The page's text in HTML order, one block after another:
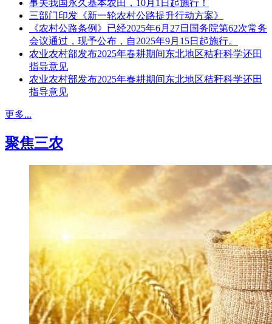
事关我国永久基本农田，10月1日起施行！
三部门印发《新一轮农村公路提升行动方案》
《农村公路条例》已经2025年6月27日国务院第62次常务
会议通过，现予公布，自2025年9月15日起施行。
农业农村部发布2025年春耕期间东北地区秸秆科学还田
指导意见
农业农村部发布2025年春耕期间东北地区秸秆科学还田
指导意见
更多...
聚焦三农